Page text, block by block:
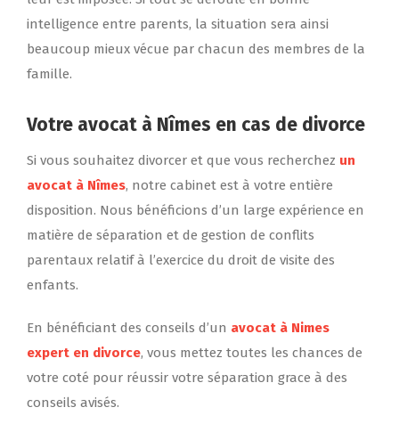
intelligence entre parents, la situation sera ainsi
beaucoup mieux vécue par chacun des membres de la
famille.
Votre avocat à Nîmes en cas de divorce
Si vous souhaitez divorcer et que vous recherchez un
avocat à Nîmes, notre cabinet est à votre entière
disposition. Nous bénéficions d’un large expérience en
matière de séparation et de gestion de conflits
parentaux relatif à l’exercice du droit de visite des
enfants.
En bénéficiant des conseils d’un avocat à Nimes
expert en divorce, vous mettez toutes les chances de
votre coté pour réussir votre séparation grace à des
conseils avisés.